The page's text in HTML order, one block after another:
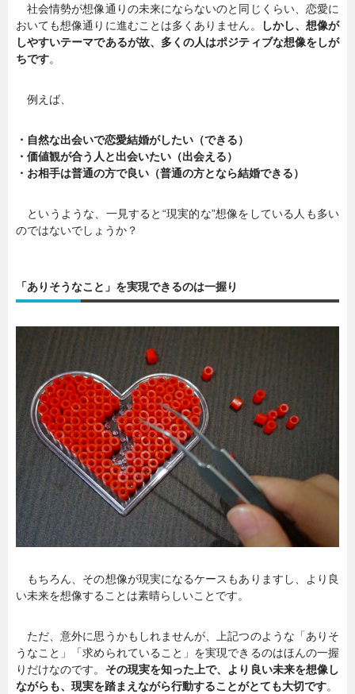
社会情勢が想像通りの未来にならないのと同じくらい、恋愛に
おいても想像通りに進むことは多くありません。
しかし、想像が
しやすいテーマであるが故、多くの人はポジティブな想像をしが
ちです。
例えば、
・自然な出会いで恋愛結婚がしたい（できる）
・価値観が合う人と出会いたい（出会える）
・お相手は普通の方で良い（普通の方となら結婚できる）
というような、一見すると“現実的な”想像をしている人も多い
のではないでしょうか？
「ありそうなこと」を実現できるのは一握り
もちろん、その想像が現実になるケースもありますし、より良
い未来を想像することは素晴らしいことです。
ただ、意外に思うかもしれませんが、上記つのような「ありそ
うなこと」「求められていること」を実現できるのはほんの一握
りだけなのです。 その現実を知った上で、より良い未来を想像し
ながらも、現実を踏まえながら行動することがとても大切です。